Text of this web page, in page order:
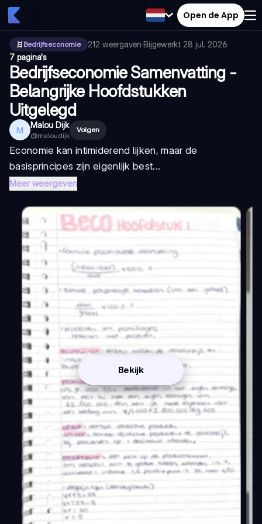
Open de App
Bedrijfseconomie 212 weergaven·Bijgewerkt 28 jul. 2026·
7 pagina's
Bedrijfseconomie Samenvatting -
Belangrijke Hoofdstukken
Uitgelegd
M Malou Dijk
@maloudijk
Volgen
Economie kan intimiderend lijken, maar de
basisprincipes zijn eigenlijk best...
Meer weergeven
Bekijk